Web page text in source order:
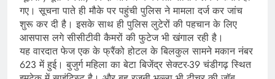
गए। सूचना पाते ही मौके पर पहुंची पुलिस ने मामला दर्ज कर जांच
शुरू कर दी है। इसके साथ ही पुलिस लुटेरों की पहचान के लिए
आसपास लगे सीसीटीवी कैमरों की फुटेज भी खंगाल रही है।
यह वारदात फेज एक के फ्रैंको होटल के बिलकुल सामने मकान नंबर
623 में हुई। बुजुर्ग महिला का बेटा बिजेंद्र सेक्टर-39 चंडीगढ़ स्थित